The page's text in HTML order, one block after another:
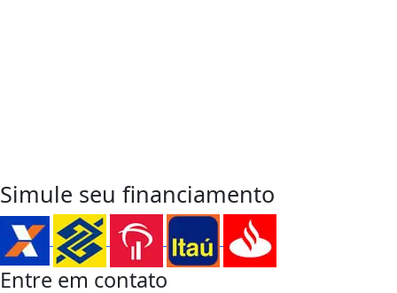
Simule seu financiamento
Entre em contato